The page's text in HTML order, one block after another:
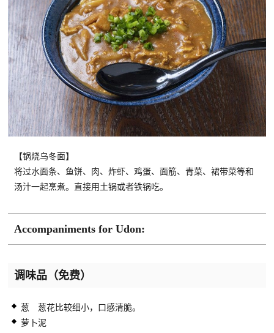
【锅烧乌冬面】
将过水面条、鱼饼、肉、炸虾、鸡蛋、面筋、青菜、裙带菜等和
汤汁一起烹煮。直接用土锅或者铁锅吃。
Accompaniments for Udon:
调味品（免费）
葱 葱花比较细小，口感清脆。
萝卜泥